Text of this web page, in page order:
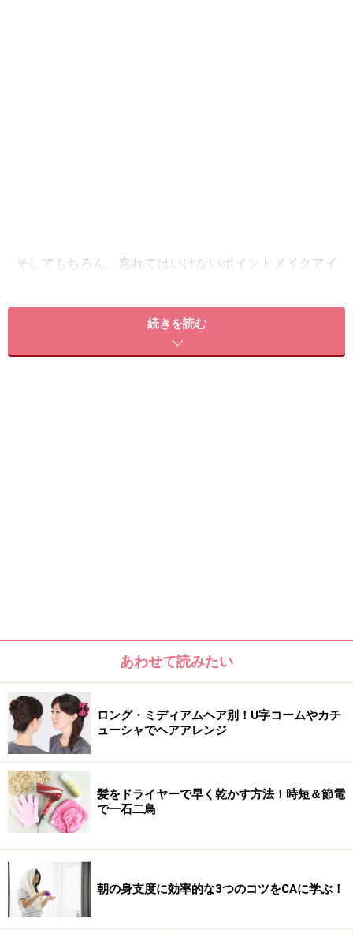
そしてもちろん、忘れてはいけないポイントメイクアイ
期もガイドおすすめの時短コスメをランキング形式でご
紹介していきます。それではベスト5の発表です！
続きを読む
あわせて読みたい
ロング・ミディアムヘア別！U字コームやカチ
ューシャでヘアアレンジ
髪をドライヤーで早く乾かす方法！時短＆節電
で一石二鳥
朝の身支度に効率的な3つのコツをCAに学ぶ！